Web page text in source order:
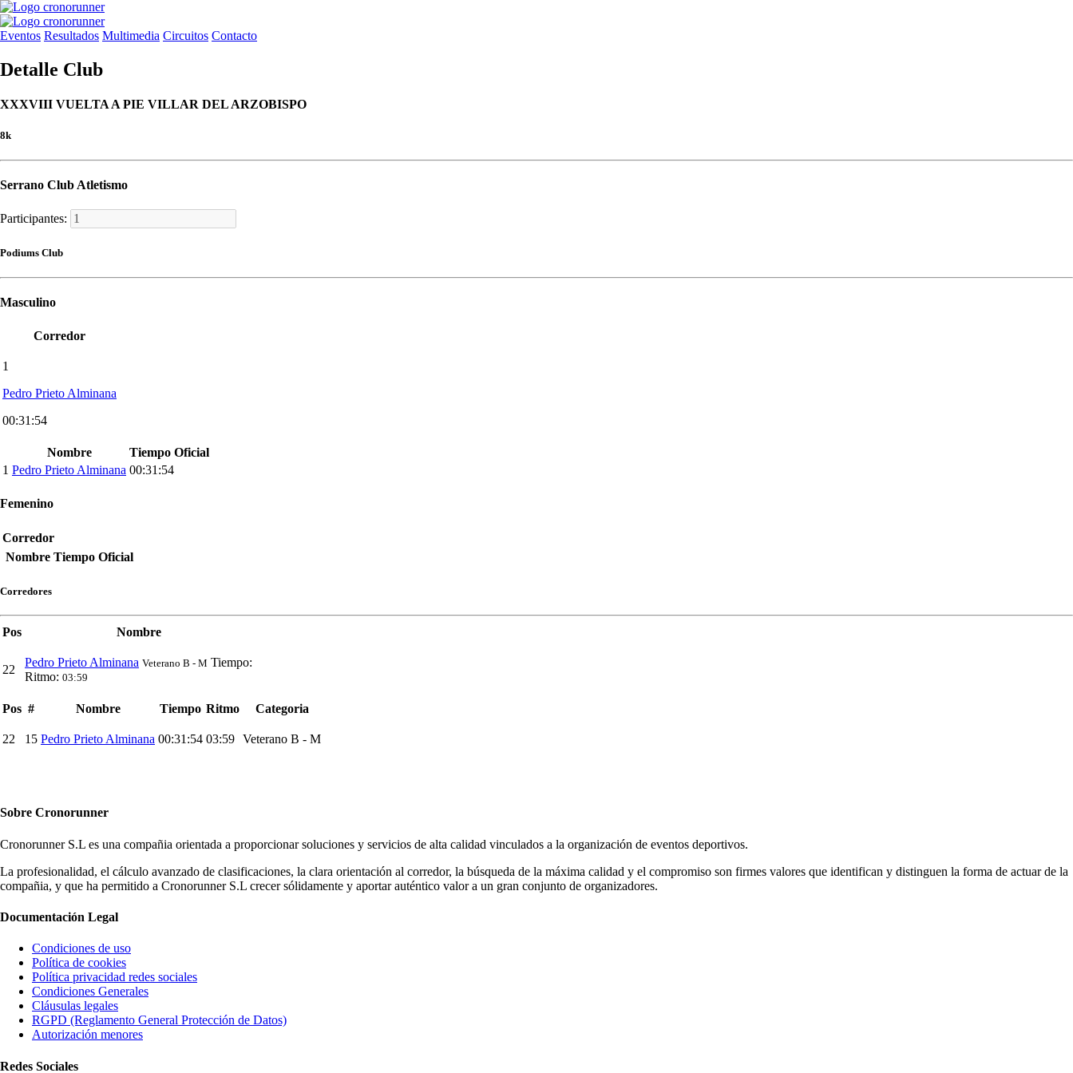
Eventos Resultados Multimedia Circuitos Contacto
Detalle Club
XXXVIII VUELTA A PIE VILLAR DEL ARZOBISPO
8k
Serrano Club Atletismo
Participantes:
Podiums Club
Masculino
Corredor
1
Pedro Prieto Alminana
00:31:54
Nombre
Tiempo Oficial
1 Pedro Prieto Alminana 00:31:54
Femenino
Corredor
Nombre Tiempo Oficial
Corredores
Pos Nombre
22
Pedro Prieto Alminana Veterano B - M Tiempo:
Ritmo: 03:59
Pos # Nombre Tiempo Ritmo Categoria
22 15 Pedro Prieto Alminana 00:31:54 03:59 Veterano B - M
Sobre Cronorunner
Cronorunner S.L es una compañia orientada a proporcionar soluciones y servicios de alta calidad vinculados a la organización de eventos deportivos.
La profesionalidad, el cálculo avanzado de clasificaciones, la clara orientación al corredor, la búsqueda de la máxima calidad y el compromiso son firmes valores que identifican y distinguen la forma de actuar de la
compañia, y que ha permitido a Cronorunner S.L crecer sólidamente y aportar auténtico valor a un gran conjunto de organizadores.
Documentación Legal
Condiciones de uso
Política de cookies
Política privacidad redes sociales
Condiciones Generales
Cláusulas legales
RGPD (Reglamento General Protección de Datos)
Autorización menores
Redes Sociales